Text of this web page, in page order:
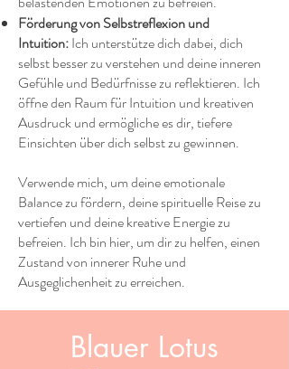
Förderung von Selbstreflexion und
Intuition:Ich unterstütze dich dabei, dich
selbst besser zu verstehen und deine inneren
Gefühle und Bedürfnisse zu reflektieren. Ich
öffne den Raum für Intuition und kreativen
Ausdruck und ermögliche es dir, tiefere
Einsichten über dich selbst zu gewinnen.
Verwende mich, um deine emotionale
Balance zu fördern, deine spirituelle Reise zu
vertiefen und deine kreative Energie zu
befreien. Ich bin hier, um dir zu helfen, einen
Zustand von innerer Ruhe und
Ausgeglichenheit zu erreichen.
Blauer Lotus